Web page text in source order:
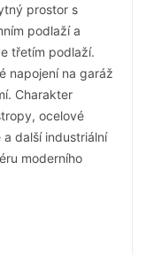
prostor s
podlaží a
třetím podlaží.
napojení na garáž
Charakter
ocelové
další industriální
moderního